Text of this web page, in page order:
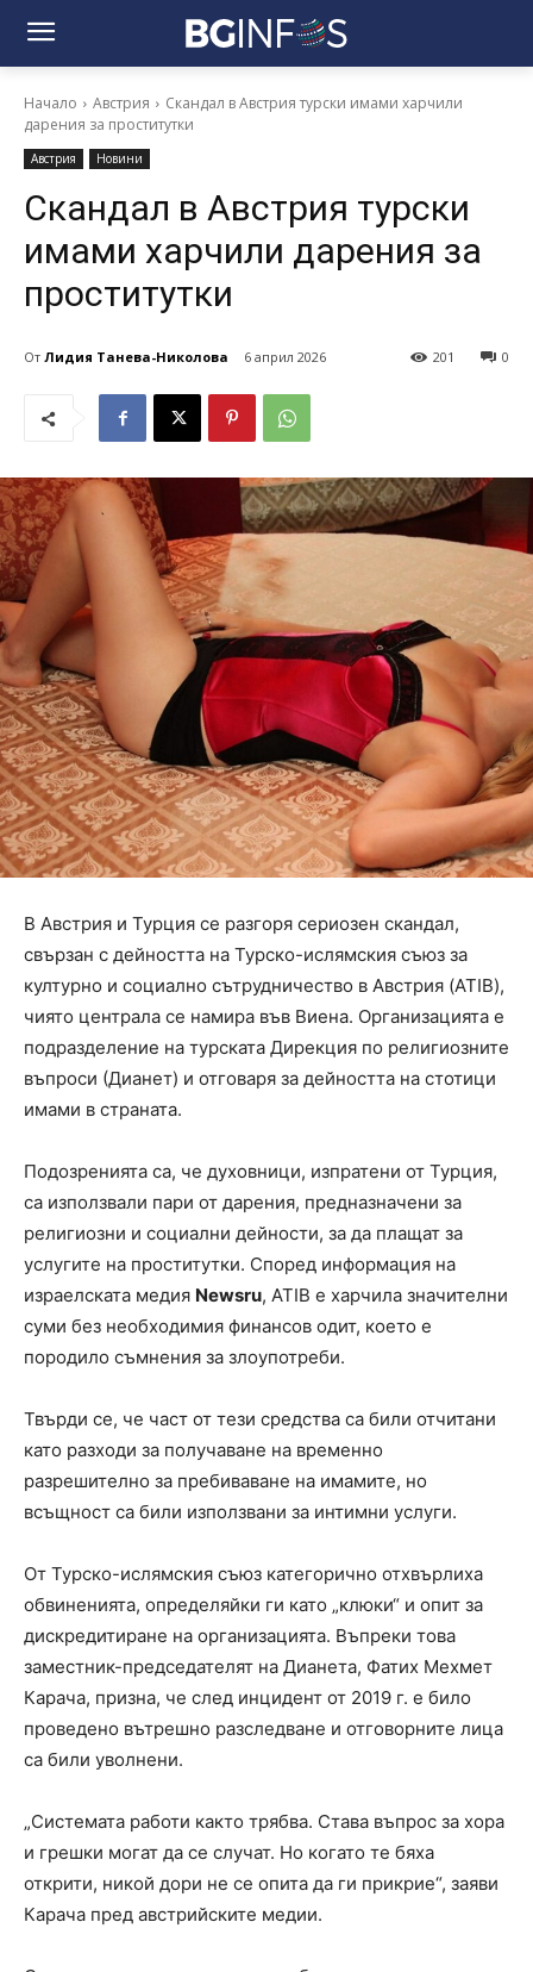
Начало Австрия
Скандал в Австрия турски имами харчили
дарения за проститутки
Австрия Новини
Скандал в Австрия турски
имами харчили дарения за
проститутки
От Лидия Танева-Николова 6 април 2026 0
201
В Австрия и Турция се разгоря сериозен скандал,
свързан с дейността на Турско-ислямския съюз за
културно и социално сътрудничество в Австрия (ATIB),
чиято централа се намира във Виена. Организацията е
подразделение на турската Дирекция по религиозните
въпроси (Дианет) и отговаря за дейността на стотици
имами в страната.
Подозренията са, че духовници, изпратени от Турция,
са използвали пари от дарения, предназначени за
религиозни и социални дейности, за да плащат за
услугите на проститутки. Според информация на
израелската медия Newsru, ATIB е харчила значителни
суми без необходимия финансов одит, което е
породило съмнения за злоупотреби.
Твърди се, че част от тези средства са били отчитани
като разходи за получаване на временно
разрешително за пребиваване на имамите, но
всъщност са били използвани за интимни услуги.
От Турско-ислямския съюз категорично отхвърлиха
обвиненията, определяйки ги като „клюки“ и опит за
дискредитиране на организацията. Въпреки това
заместник-председателят на Дианета, Фатих Мехмет
Карача, призна, че след инцидент от 2019 г. е било
проведено вътрешно разследване и отговорните лица
са били уволнени.
„Системата работи както трябва. Става въпрос за хора
и грешки могат да се случат. Но когато те бяха
открити, никой дори не се опита да ги прикрие“, заяви
Карача пред австрийските медии.